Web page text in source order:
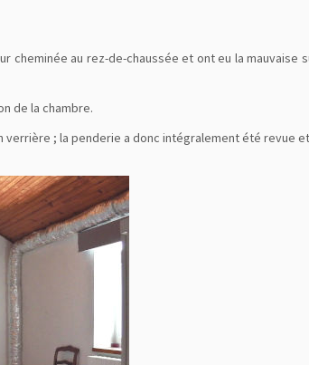
cheminée au rez-de-chaussée et ont eu la
de la chambre.
verrière ; la penderie a donc intégralement été